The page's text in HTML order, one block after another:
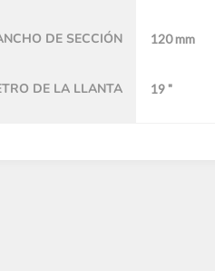
DE SECCIÓN 120 mm
DE LA LLANTA 19 "